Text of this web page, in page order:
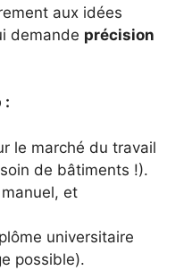
aux idées
demande précision
:
le marché du travail
de bâtiments !).
et
universitaire
possible).